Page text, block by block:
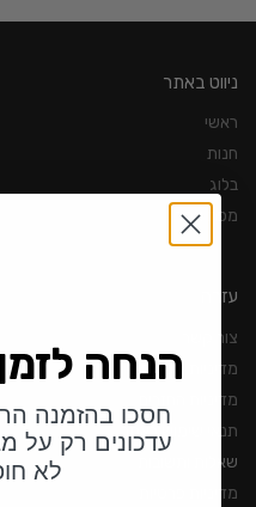
ניווט באתר
ראשי
חנות
בלוג
מפת אתר
עזרה
צור קשר
מדיניות משלוחים
מדיניות החזרים
תנאי שימוש באתר
שאלות ותשובות
מדיניות פרטיות
10% הנחה
חסכו בהזמנה
עדכונים רק על
לא